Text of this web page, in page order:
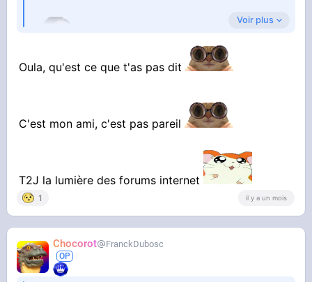
Voir plus
Oula, qu'est ce que t'as pas dit
C'est mon ami, c'est pas pareil
T2J la lumière des forums internet
1 il y a un mois
Chocorot FranckDubosc